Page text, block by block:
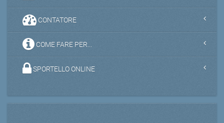
CONTATORE
COME FARE PER...
SPORTELLO ONLINE